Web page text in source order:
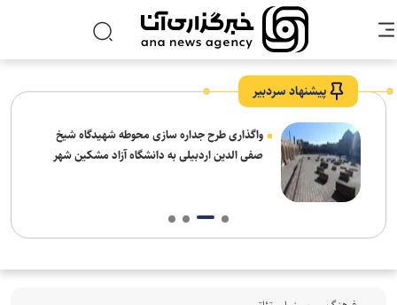
پیشنهاد سردبیر
واگذاری طرح جداره سازی محوطه شهیدگاه شیخ
صفی الدین اردبیلی به دانشگاه آزاد مشکین شهر